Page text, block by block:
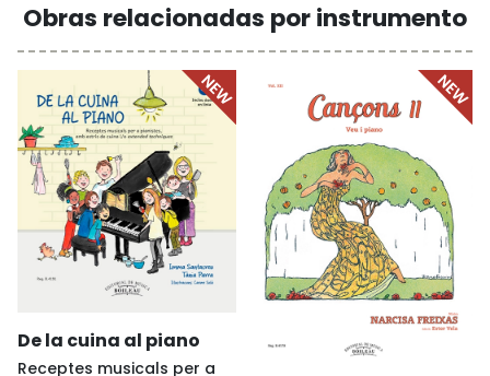
Obras relacionadas por instrumento
De la cuina al piano
Receptes musicals per a